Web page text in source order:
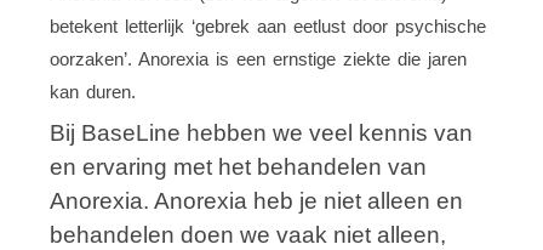
betekent letterlijk ‘gebrek aan eetlust door psychische
oorzaken’. Anorexia is een ernstige ziekte die jaren
kan duren.
Bij BaseLine hebben we veel kennis van
en ervaring met het behandelen van
Anorexia. Anorexia heb je niet alleen en
behandelen doen we vaak niet alleen,